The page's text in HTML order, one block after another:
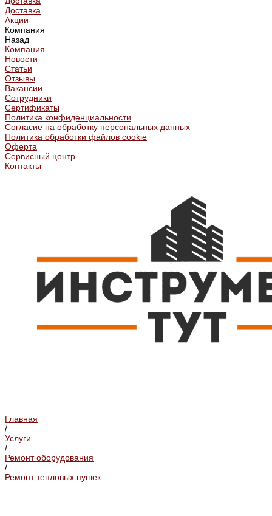
Доставка
Акции
Компания
Назад
Компания
Новости
Статьи
Отзывы
Вакансии
Сотрудники
Сертификаты
Политика конфиденциальности
Согласие на обработку персональных данных
Политика обработки файлов cookie
Оферта
Сервисный центр
Контакты
Главная
/
Услуги
/
Ремонт оборудования
/
Ремонт тепловых пушек